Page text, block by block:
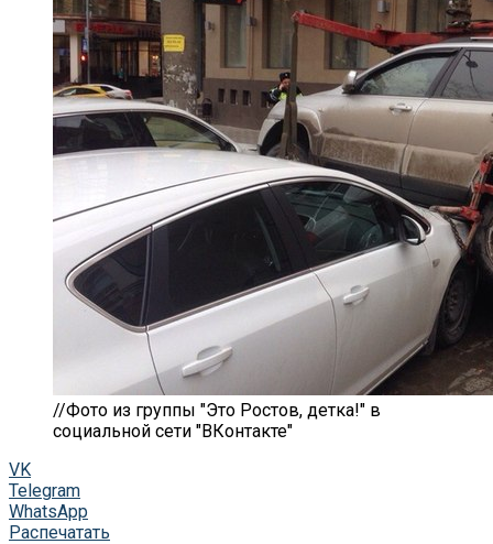
//Фото из группы "Это Ростов, детка!" в
социальной сети "ВКонтакте"
VK
Telegram
WhatsApp
Распечатать